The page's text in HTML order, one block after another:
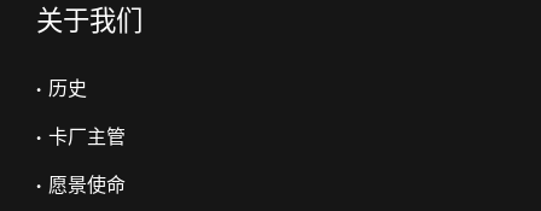
关于我们
• 历史
• 卡厂主管
• 愿景使命